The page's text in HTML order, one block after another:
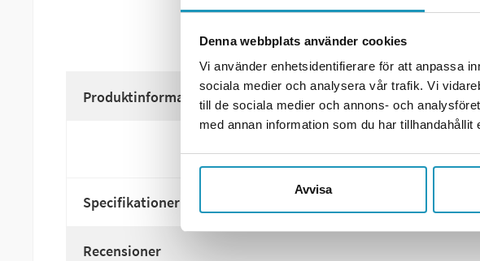
Denna webbplats använder cookies
Vi använder enhetsidentifierare för att anpassa
sociala medier och analysera vår trafik. Vi
till de sociala medier och annons- och
med annan information som du har
Avvisa
Produktinformation
Specifikationer
Recensioner